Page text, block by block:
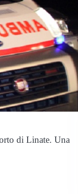
di Linate. Una